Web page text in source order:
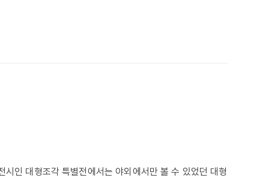
인 대형조각 특별전에서는 야외에서만 볼 수 있었던 대형